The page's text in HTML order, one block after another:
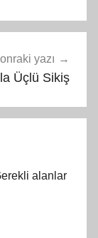
yazı
Üçlü Sikiş
alanlar